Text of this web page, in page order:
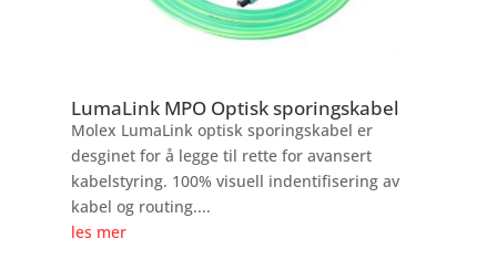
LumaLink MPO Optisk sporingskabel
Molex LumaLink optisk sporingskabel er
desginet for å legge til rette for avansert
kabelstyring. 100% visuell indentifisering av
kabel og routing....
les mer